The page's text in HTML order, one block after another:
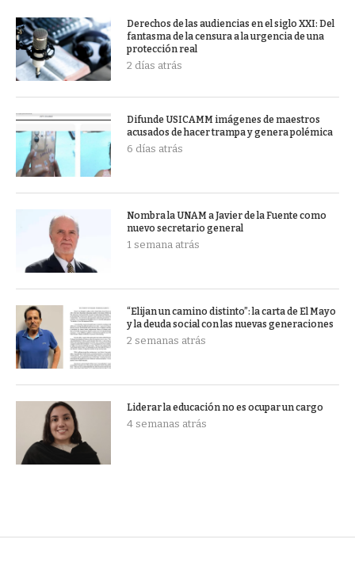
Derechos de las audiencias en el siglo XXI: Del
fantasma de la censura a la urgencia de una
protección real
2 días atrás
Difunde USICAMM imágenes de maestros
acusados de hacer trampa y genera polémica
6 días atrás
Nombra la UNAM a Javier de la Fuente como
nuevo secretario general
1 semana atrás
“Elijan un camino distinto”: la carta de El Mayo
y la deuda social con las nuevas generaciones
2 semanas atrás
Liderar la educación no es ocupar un cargo
4 semanas atrás